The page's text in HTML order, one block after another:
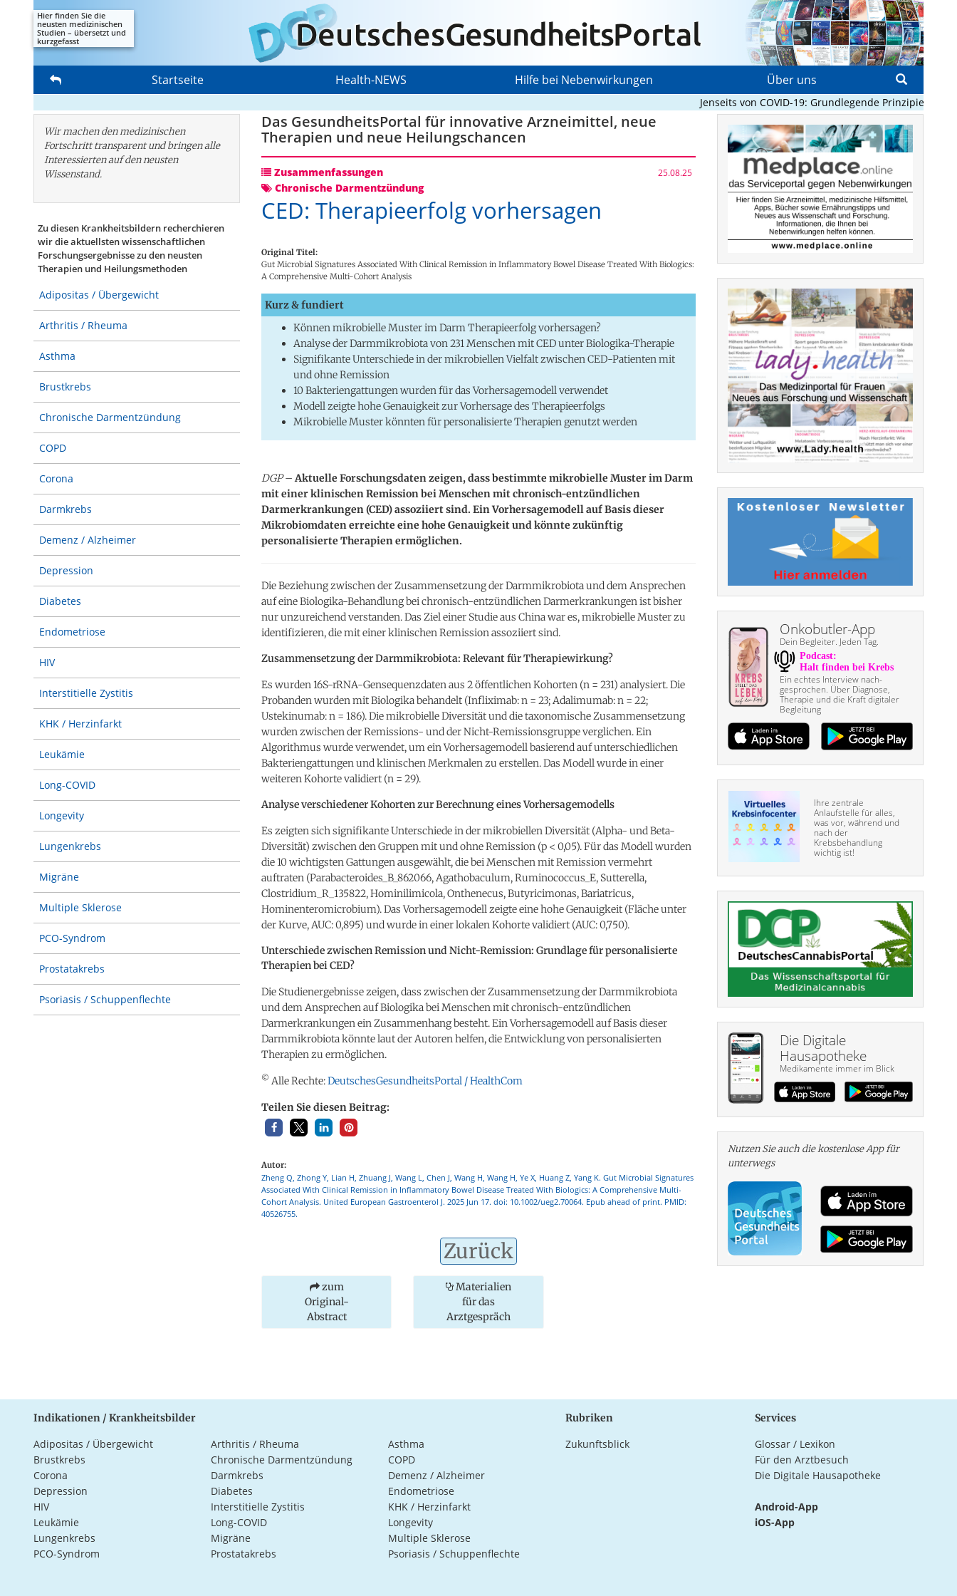
Hier finden Sie die
neusten medizinischen
Studien – übersetzt und
kurzgefasst
Startseite Health-NEWS Hilfe bei Nebenwirkungen Über uns
Jenseits von COVID-19: Grundlegende Prinzipien, die
Wir machen den medizinischen
Fortschritt transparent und bringen alle
Interessierten auf den neusten
Wissenstand.
Zu diesen Krankheitsbildern recherchieren
wir die aktuellsten wissenschaftlichen
Forschungs­ergebnisse zu den neusten
Therapien und Heilungsmethoden
Adipositas / Übergewicht
Arthritis / Rheuma
Asthma
Brustkrebs
Chronische Darmentzündung
COPD
Corona
Darmkrebs
Demenz / Alzheimer
Depression
Diabetes
Endometriose
HIV
Interstitielle Zystitis
KHK / Herzinfarkt
Leukämie
Long-COVID
Longevity
Lungenkrebs
Migräne
Multiple Sklerose
PCO-Syndrom
Prostatakrebs
Psoriasis / Schuppenflechte
Das GesundheitsPortal für innovative Arzneimittel, neue
Therapien und neue Heilungschancen
Zusammenfassungen 25.08.25
Chronische Darmentzündung
CED: Therapieerfolg vorhersagen
Original Titel:
Gut Microbial Signatures Associated With Clinical Remission in Inflammatory Bowel Disease Treated With Biologics:
A Comprehensive Multi-Cohort Analysis
Kurz & fundiert
Können mikrobielle Muster im Darm Therapieerfolg vorhersagen?
Analyse der Darmmikrobiota von 231 Menschen mit CED unter Biologika-Therapie
Signifikante Unterschiede in der mikrobiellen Vielfalt zwischen CED-Patienten mit
und ohne Remission
10 Bakteriengattungen wurden für das Vorhersagemodell verwendet
Modell zeigte hohe Genauigkeit zur Vorhersage des Therapieerfolgs
Mikrobielle Muster könnten für personalisierte Therapien genutzt werden
DGP–Aktuelle Forschungsdaten zeigen, dass bestimmte mikrobielle Muster im Darm
mit einer klinischen Remission bei Menschen mit chronisch-entzündlichen
Darmerkrankungen (CED) assoziiert sind. Ein Vorhersagemodell auf Basis dieser
Mikrobiomdaten erreichte eine hohe Genauigkeit und könnte zukünftig
personalisierte Therapien ermöglichen.
Die Beziehung zwischen der Zusammensetzung der Darmmikrobiota und dem Ansprechen
auf eine Biologika-Behandlung bei chronisch-entzündlichen Darmerkrankungen ist bisher
nur unzureichend verstanden. Das Ziel einer Studie aus China war es, mikrobielle Muster zu
identifizieren, die mit einer klinischen Remission assoziiert sind.
Zusammensetzung der Darmmikrobiota: Relevant für Therapiewirkung?
Es wurden 16S-rRNA-Gensequenzdaten aus 2 öffentlichen Kohorten (n = 231) analysiert. Die
Probanden wurden mit Biologika behandelt (Infliximab: n = 23; Adalimumab: n = 22;
Ustekinumab: n = 186). Die mikrobielle Diversität und die taxonomische Zusammensetzung
wurden zwischen der Remissions- und der Nicht-Remissionsgruppe verglichen. Ein
Algorithmus wurde verwendet, um ein Vorhersagemodell basierend auf unterschiedlichen
Bakteriengattungen und klinischen Merkmalen zu erstellen. Das Modell wurde in einer
weiteren Kohorte validiert (n = 29).
Analyse verschiedener Kohorten zur Berechnung eines Vorhersagemodells
Es zeigten sich signifikante Unterschiede in der mikrobiellen Diversität (Alpha- und Beta-
Diversität) zwischen den Gruppen mit und ohne Remission (p < 0,05). Für das Modell wurden
die 10 wichtigsten Gattungen ausgewählt, die bei Menschen mit Remission vermehrt
auftraten (Parabacteroides_B_862066, Agathobaculum, Ruminococcus_E, Sutterella,
Clostridium_R_135822, Hominilimicola, Onthenecus, Butyricimonas, Bariatricus,
Hominenteromicrobium). Das Vorhersagemodell zeigte eine hohe Genauigkeit (Fläche unter
der Kurve, AUC: 0,895) und wurde in einer lokalen Kohorte validiert (AUC: 0,750).
Unterschiede zwischen Remission und Nicht-Remission: Grundlage für personalisierte
Therapien bei CED?
Die Studienergebnisse zeigen, dass zwischen der Zusammensetzung der Darmmikrobiota
und dem Ansprechen auf Biologika bei Menschen mit chronisch-entzündlichen
Darmerkrankungen ein Zusammenhang besteht. Ein Vorhersagemodell auf Basis dieser
Darmmikrobiota könnte laut der Autoren helfen, die Entwicklung von personalisierten
Therapien zu ermöglichen.
© Alle Rechte:DeutschesGesundheitsPortal / HealthCom
Teilen Sie diesen Beitrag:
Autor:
Zheng Q, Zhong Y, Lian H, Zhuang J, Wang L, Chen J, Wang H, Wang H, Ye X, Huang Z, Yang K. Gut Microbial Signatures
Associated With Clinical Remission in Inflammatory Bowel Disease Treated With Biologics: A Comprehensive Multi-
Cohort Analysis. United European Gastroenterol J. 2025 Jun 17. doi: 10.1002/ueg2.70064. Epub ahead of print. PMID:
40526755.
Zurück
zum
Original-
Abstract
Materialien
für das
Arztgespräch
Onkobutler-App
Dein Begleiter. Jeden Tag.
Ein echtes Interview nach­
gesprochen. Über Diagnose,
Therapie und die Kraft digitaler
Begleitung
Ihre zentrale
Anlaufstelle für alles,
was vor, während und
nach der
Krebsbehandlung
wichtig ist!
Die Digitale
Hausapotheke
Medikamente immer im Blick
Nutzen Sie auch die kosten­lose App für
unterwegs
Indikationen / Krankheitsbilder
Adipositas / Übergewicht Arthritis / Rheuma
Asthma
Brustkrebs
Chronische Darmentzündung
COPD
Corona
Darmkrebs
Demenz / Alzheimer
Depression
Diabetes
Endometriose
HIV
Interstitielle Zystitis
KHK / Herzinfarkt
Leukämie
Long-COVID
Longevity
Lungenkrebs
Migräne
Multiple Sklerose
PCO-Syndrom
Prostatakrebs Psoriasis / Schuppenflechte
Rubriken
Zukunftsblick
Services
Glossar / Lexikon
Für den Arztbesuch
Die Digitale Hausapotheke
Android-App
iOS-App